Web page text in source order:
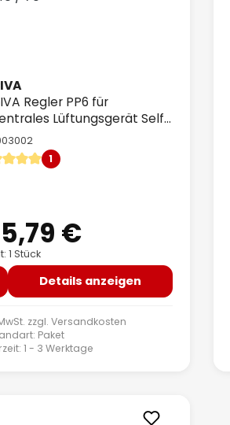
Regler PP6 für
Lüftungsgerät Self-
/ 70
Bewertung von 5 von 5 Sternen
1
Preis:
€
1 Stück
Details anzeigen
zzgl.Versandkosten
Paket
1 - 3 Werktage